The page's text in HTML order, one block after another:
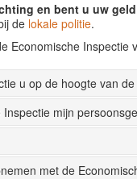
en bent u uw
de lokale politie.
Economische Inspectie
u op de hoogte van
mijn
met de